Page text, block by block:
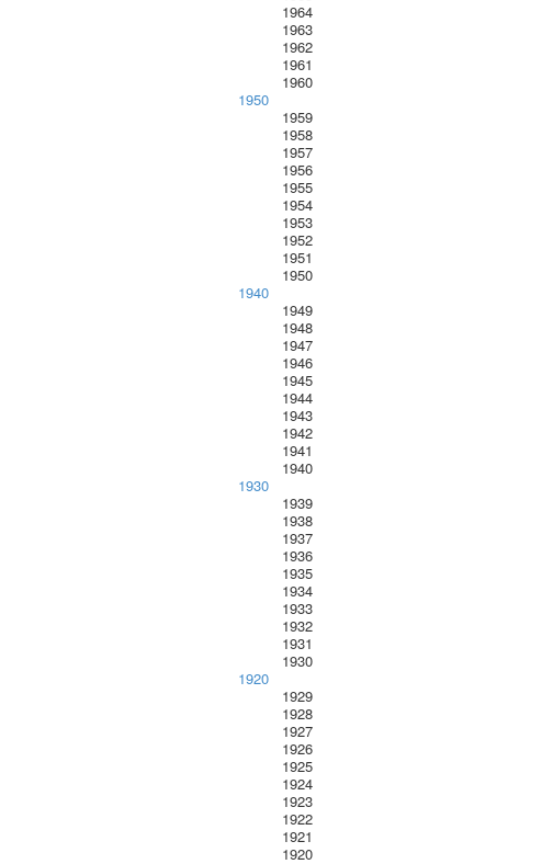
1964
1963
1962
1961
1960
1950
1959
1958
1957
1956
1955
1954
1953
1952
1951
1950
1940
1949
1948
1947
1946
1945
1944
1943
1942
1941
1940
1930
1939
1938
1937
1936
1935
1934
1933
1932
1931
1930
1920
1929
1928
1927
1926
1925
1924
1923
1922
1921
1920